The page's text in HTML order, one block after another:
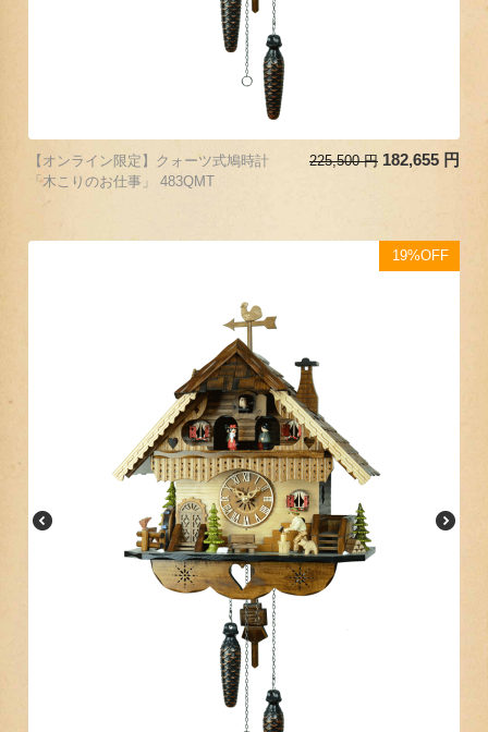
【オンライン限定】クォーツ式鳩時計
「木こりのお仕事」 483QMT
225,500 円 182,655 円
19%OFF